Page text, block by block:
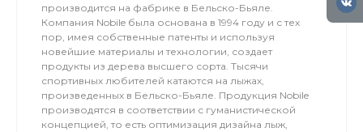
производится на фабрике в Бельско-Бьяле.
Компания Nobile была основана в 1994 году и с тех
пор, имея собственные патенты и используя
новейшие материалы и технологии, создает
продукты из дерева высшего сорта. Тысячи
спортивных любителей катаются на лыжах,
произведенных в Бельско-Бьяле. Продукция Nobile
производятся в соответствии с гуманистической
концепцией, то есть оптимизация дизайна лыж,